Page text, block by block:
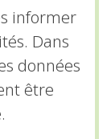
informer
Dans
données
être